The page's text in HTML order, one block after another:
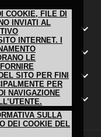
COOKIE, FILE DI
INVIATI AL
INTERNET. I
LE
SITO PER FINI
PER
NAVIGAZIONE
SULLA
DEI COOKIE DEL



